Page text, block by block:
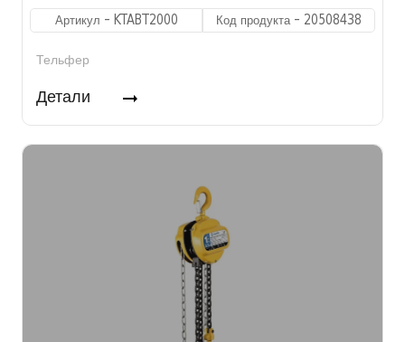
Артикул - KTABT2000 Код продукта - 20508438
Тельфер
Детали